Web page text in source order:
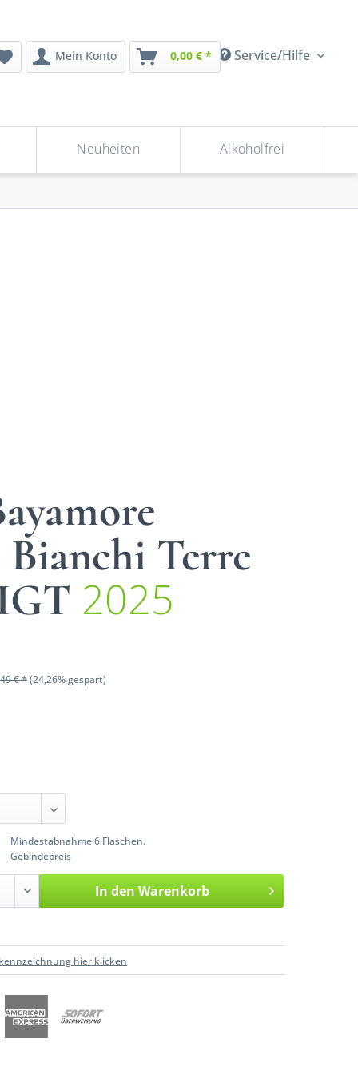
Service/Hilfe
Mein Konto 0,00 € *
Neuheiten Alkoholfrei
Terre
2025
€ *(24,26% gespart)
Mindestabnahme 6 Flaschen.
Gebindepreis
In den Warenkorb
hier klicken